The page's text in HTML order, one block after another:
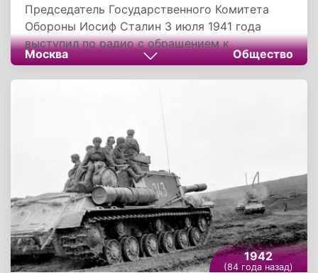
Председатель Государственного Комитета
Обороны Иосиф Сталин 3 июля 1941 года
выступил по радио с обращением к
советскому народу. Выступление имело
огромное значение для поднятия духа
и сёстры», а также «друзья мои», фактически
подчеркнув, что перед лицом врага
государство и общество должны сплотится
для достижения Великой Победы. В этот же
день текст выступления был напечатан в
газете «Правда».
Москва Общество
1942
(84 года назад)